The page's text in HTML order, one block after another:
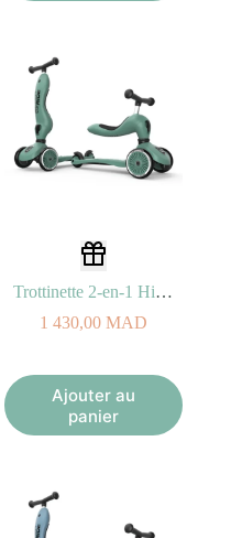
Trottinette 2-en-1 Highwaykick 1 – Forest
1 430,00 MAD
Ajouter au
panier